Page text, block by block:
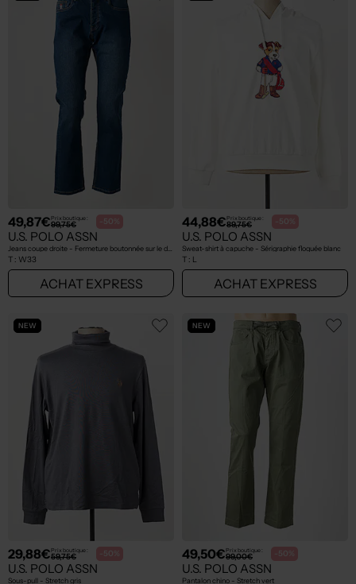
49,87€Prix boutique :
99,75€ -50%
U.S. POLO ASSN
Jeans coupe droite - Fermeture boutonnée sur le devant bleu
T : W33
ACHAT EXPRESS
44,88€Prix boutique :
89,75€ -50%
U.S. POLO ASSN
Sweat-shirt à capuche - Sérigraphie floquée blanc
T : L
ACHAT EXPRESS
NEW
29,88€Prix boutique :
59,75€ -50%
U.S. POLO ASSN
Sous-pull - Stretch gris
NEW
49,50€Prix boutique :
99,00€ -50%
U.S. POLO ASSN
Pantalon chino - Stretch vert